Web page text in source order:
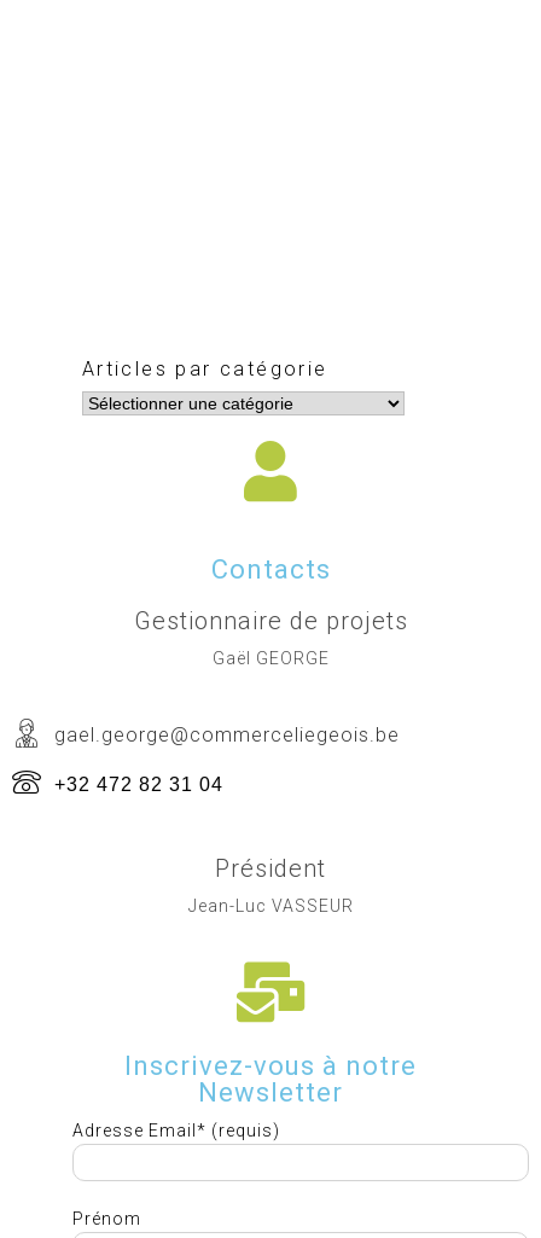
Articles par catégorie
Contacts
Gestionnaire de projets
Gaël GEORGE
gael.george@commerceliegeois.be
+32 472 82 31 04
Président
Jean-Luc VASSEUR
Inscrivez-vous à notre
Newsletter
Adresse Email* (requis)
Prénom